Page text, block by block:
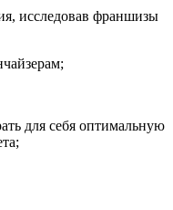
исследовав франшизы
для себя оптимальную